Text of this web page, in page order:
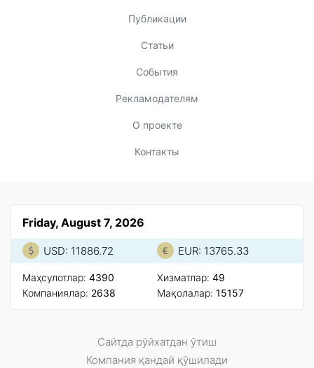
Публикации
Статьи
События
Рекламодателям
О проекте
Контакты
Friday, August 7, 2026
USD: 11886.72 EUR: 13765.33
Маҳсулотлар: 4390
Компаниялар: 2638
Xизматлар: 49
Мақолалар: 15157
Сайтда рўйxатдан ўтиш
Компания қандай қўшилади